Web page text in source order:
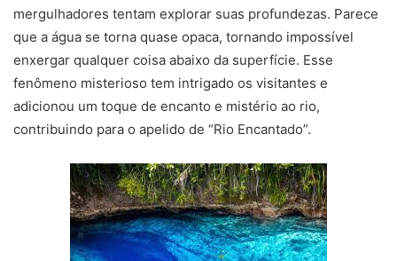
mergulhadores tentam explorar suas profundezas. Parece
que a água se torna quase opaca, tornando impossível
enxergar qualquer coisa abaixo da superfície. Esse
fenômeno misterioso tem intrigado os visitantes e
adicionou um toque de encanto e mistério ao rio,
contribuindo para o apelido de “Rio Encantado”.